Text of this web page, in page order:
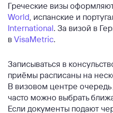
Греческие визы
World , испанские и
International. За визой в
в VisaMetric.
Записываться в
приёмы расписаны на
В визовом центре
часто можно выбрать
Если документы подают